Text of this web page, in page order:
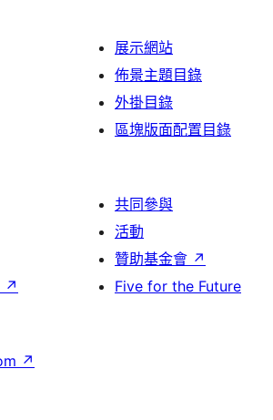
展示網站
佈景主題目錄
外掛目錄
區塊版面配置目錄
↗
共同參與
活動
贊助基金會 ↗
Five for the Future
↗